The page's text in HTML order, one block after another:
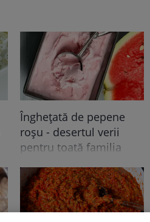
Înghețată de pepene
roșu - desertul verii
pentru toată familia